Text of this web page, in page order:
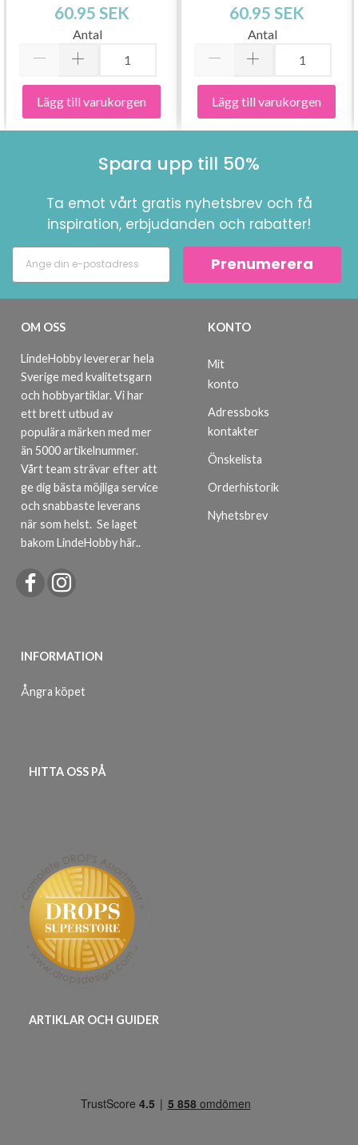
60.95 SEK
Antal
Lägg till varukorgen
60.95 SEK
Antal
Lägg till varukorgen
Spara upp till 50%
Ta emot vårt gratis nyhetsbrev och få
inspiration, erbjudanden och rabatter!
Prenumerera
OM OSS
LindeHobby levererar hela
Sverige med kvalitetsgarn
och hobbyartiklar. Vi har
ett brett utbud av
populära märken med mer
än 5000 artikelnummer.
Vårt team strävar efter att
ge dig bästa möjliga service
och snabbaste leverans
när som helst. Se laget
bakom LindeHobby här..
INFORMATION
Ångra köpet
KONTO
Mit
konto
Adressboks
kontakter
Önskelista
Orderhistorik
Nyhetsbrev
HITTA OSS PÅ
ARTIKLAR OCH GUIDER